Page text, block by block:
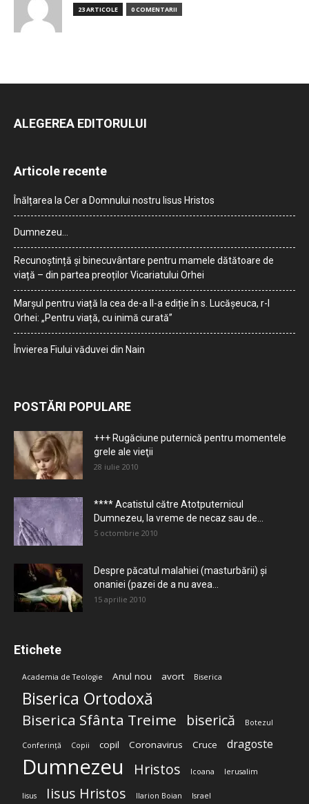
23 ARTICOLE 0 COMENTARII
ALEGEREA EDITORULUI
Articole recente
Înălțarea la Cer a Domnului nostru Iisus Hristos
Dumnezeu…
Recunoștință și binecuvântare pentru mamele dătătoare de
viață – din partea preoților Vicariatului Orhei
Marșul pentru viață la cea de-a II-a ediție în s. Lucășeuca, r-l
Orhei: „Pentru viață, cu inimă curată”
Învierea Fiului văduvei din Nain
POSTĂRI POPULARE
+++ Rugăciune puternică pentru momentele
grele ale vieţii
28 iulie 2010
**** Acatistul către Atotputernicul
Dumnezeu, la vreme de necaz sau de...
5 octombrie 2010
Despre păcatul malahiei (masturbării) şi
onaniei (pazei de a nu avea...
15 aprilie 2010
Etichete
Academia de Teologie Anul nou avort Biserica
Biserica Ortodoxă
Biserica Sfânta Treime biserică Botezul
Conferință Copii copil Coronavirus Cruce dragoste
Dumnezeu Hristos Icoana Ierusalim
Iisus Iisus Hristos Ilarion Boian Israel